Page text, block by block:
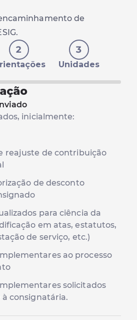
de
2 3
Unidades
inicialmente:
reajuste de contribuição
de desconto
para ciência da
em atas, estatutos,
de serviço, etc.)
ao processo
solicitados
consignatária.